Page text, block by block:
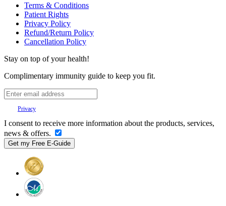
Terms & Conditions
Patient Rights
Privacy Policy
Refund/Return Policy
Cancellation Policy
Stay on top of your health!
Complimentary immunity guide to keep you fit.
Privacy
I consent to receive more information about the products, services,
news & offers.